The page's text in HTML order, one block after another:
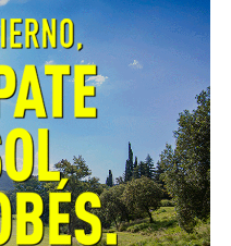
autovías Calamuchita y
del
productor José
Boretto; los
Cultura y
y Darío Capitani;
otros.